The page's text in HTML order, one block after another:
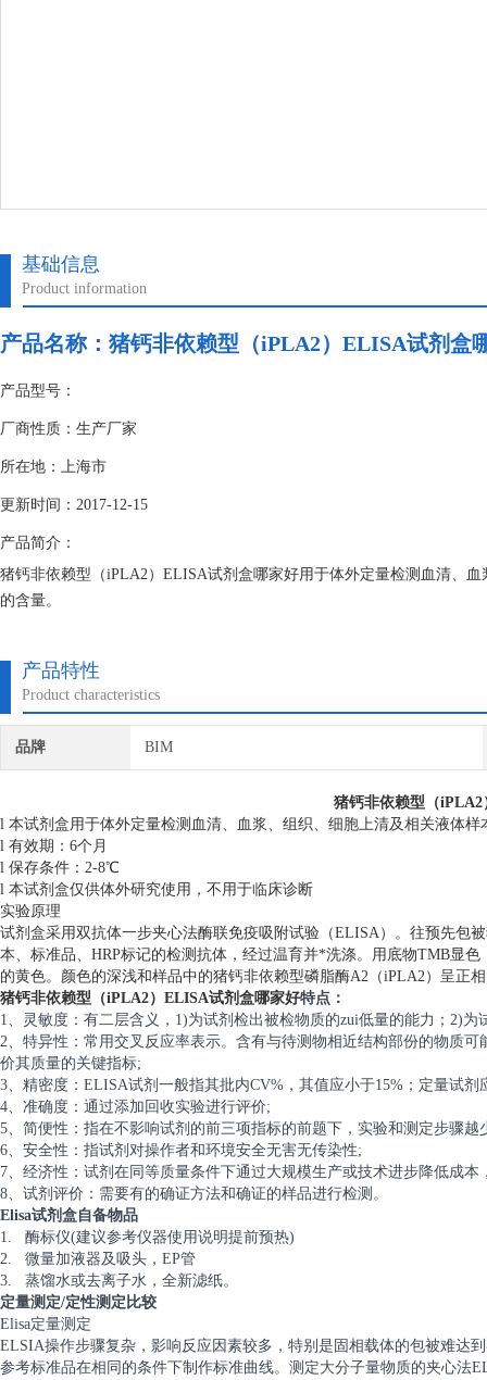
基础信息
Product information
产品名称： 猪钙非依赖型（iPLA2）ELISA试剂盒
产品型号：
厂商性质：生产厂家
所在地：上海市
更新时间：2017-12-15
产品简介：
猪钙非依赖型（iPLA2）ELISA试剂盒哪家好用于体外定量检测血清、
的含量。
产品特性
Product characteristics
品牌 BIM
猪钙非依赖型（
l 本试剂盒用于体外定量检测血清、血浆、组织、细胞上清及相关液体
l 有效期：6个月
l 保存条件：2-8℃
l 本试剂盒仅供体外研究使用，不用于临床诊断
实验原理
试剂盒采用双抗体一步夹心法酶联免疫吸附试验（ELISA）。往预先包
本、标准品、HRP标记的检测抗体，经过温育并*洗涤。用底物TMB显
的黄色。颜色的深浅和样品中的猪钙非依赖型磷脂酶A2（iPLA2）呈正
猪钙非依赖型（iPLA2）ELISA试剂盒哪家好特点：
1、灵敏度：有二层含义，1)为试剂检出被检物质的zui低量的能力；2)
2、特异性：常用交叉反应率表示。含有与待测物相近结构部份的物质
价其质量的关键指标;
3、精密度：ELISA试剂一般指其批内CV%，其值应小于15%；定量试剂
4、准确度：通过添加回收实验进行评价;
5、简便性：指在不影响试剂的前三项指标的前题下，实验和测定步骤
6、安全性：指试剂对操作者和环境安全无害无传染性;
7、经济性：试剂在同等质量条件下通过大规模生产或技术进步降低成本
8、试剂评价：需要有的确证方法和确证的样品进行检测。
Elisa试剂盒自备物品
1. 酶标仪(建议参考仪器使用说明提前预热)
2. 微量加液器及吸头，EP管
3. 蒸馏水或去离子水，全新滤纸。
定量测定/定性测定比较
Elisa定量测定
ELSIA操作步骤复杂，影响反应因素较多，特别是固相载体的包被难达
参考标准品在相同的条件下制作标准曲线。测定大分子量物质的夹心法